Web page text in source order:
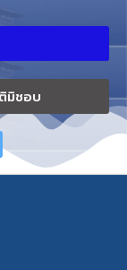
มิชอบ